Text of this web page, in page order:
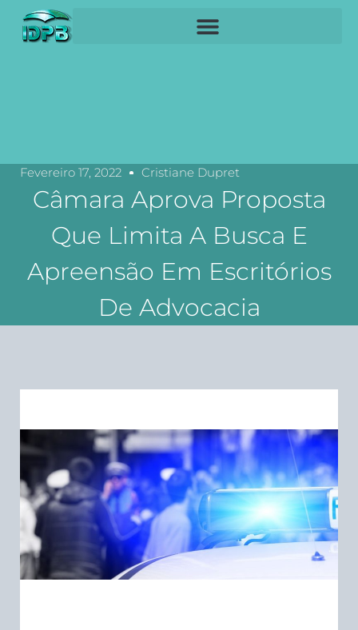
Fevereiro 17, 2022 Cristiane Dupret
Câmara Aprova Proposta
Que Limita A Busca E
Apreensão Em Escritórios
De Advocacia